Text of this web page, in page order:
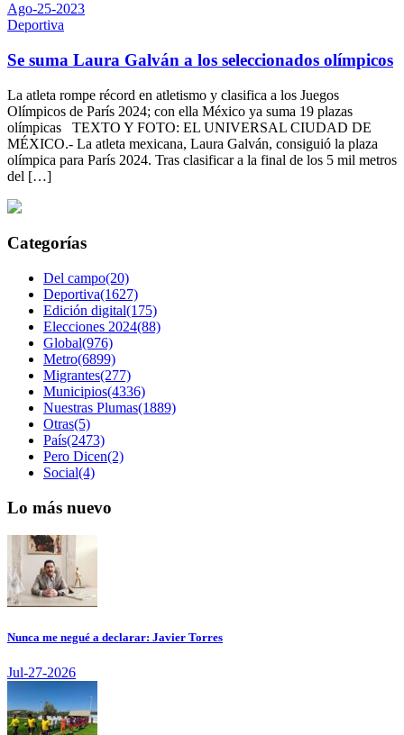
Ago-25-2023
Deportiva
Se suma Laura Galván a los seleccionados olímpicos
La atleta rompe récord en atletismo y clasifica a los Juegos
Olímpicos de París 2024; con ella México ya suma 19 plazas
olímpicas TEXTO Y FOTO: EL UNIVERSAL CIUDAD DE
MÉXICO.- La atleta mexicana, Laura Galván, consiguió la plaza
olímpica para París 2024. Tras clasificar a la final de los 5 mil metros
del […]
Categorías
Del campo(20)
Deportiva(1627)
Edición digital(175)
Elecciones 2024(88)
Global(976)
Metro(6899)
Migrantes(277)
Municipios(4336)
Nuestras Plumas(1889)
Otras(5)
País(2473)
Pero Dicen(2)
Social(4)
Lo más nuevo
Nunca me negué a declarar: Javier Torres
Jul-27-2026